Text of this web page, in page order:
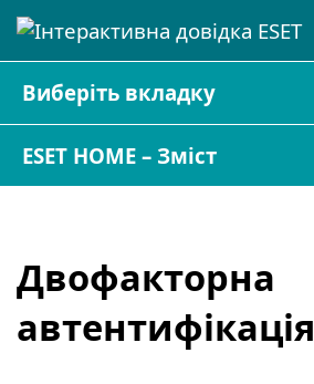
Виберіть вкладку
ESET HOME – Зміст
Двофакторна
автентифікація